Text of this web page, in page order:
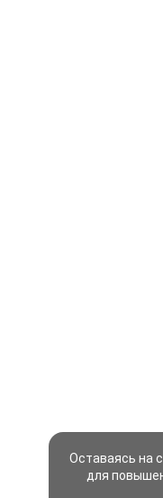
Оставаясь на
для